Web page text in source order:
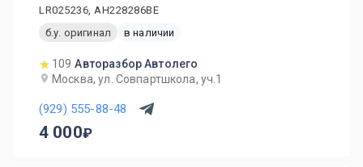
LR025236, AH228286BE
б.у. оригинал
в наличии
109 Авторазбор Автолего
Москва, ул. Совпартшкола, уч.1
(929) 555-88-48
4 000